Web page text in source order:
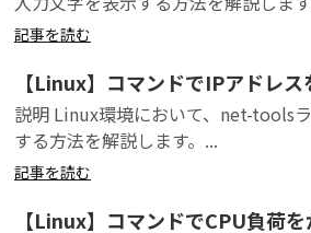
記事を読む
【Linux】コマンドでIPアドレ
説明 Linux環境において、net-tools
する方法を解説します。...
記事を読む
【Linux】コマンドでCPU負荷